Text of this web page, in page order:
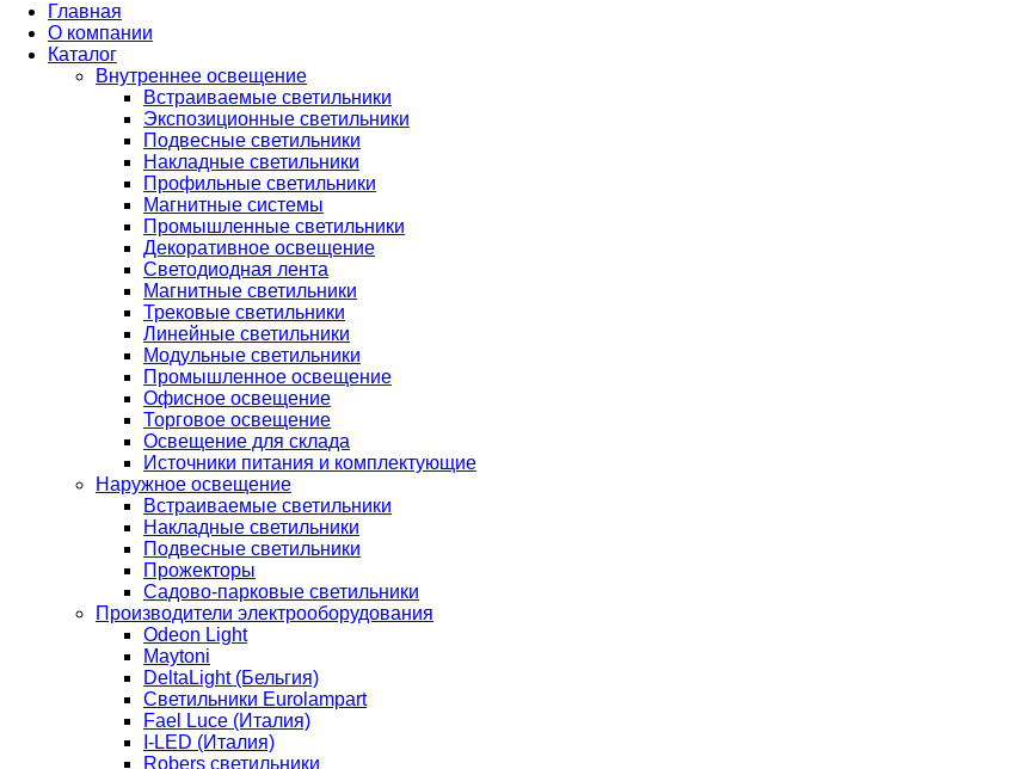
Главная
О компании
Каталог
Внутреннее освещение
Встраиваемые светильники
Экспозиционные светильники
Подвесные светильники
Накладные светильники
Профильные светильники
Магнитные системы
Промышленные светильники
Декоративное освещение
Светодиодная лента
Магнитные светильники
Трековые светильники
Линейные светильники
Модульные светильники
Промышленное освещение
Офисное освещение
Торговое освещение
Освещение для склада
Источники питания и комплектующие
Наружное освещение
Встраиваемые светильники
Накладные светильники
Подвесные светильники
Прожекторы
Садово-парковые светильники
Производители электрооборудования
Odeon Light
Maytoni
DeltaLight (Бельгия)
Светильники Eurolampart
Fael Luce (Италия)
I-LED (Италия)
Robers светильники